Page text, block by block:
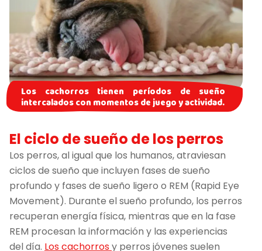
Los cachorros tienen períodos de sueño
intercalados con momentos de juego y actividad.
El ciclo de sueño de los perros
Los perros, al igual que los humanos, atraviesan
ciclos de sueño que incluyen fases de sueño
profundo y fases de sueño ligero o REM (Rapid Eye
Movement). Durante el sueño profundo, los perros
recuperan energía física, mientras que en la fase
REM procesan la información y las experiencias
del día. Los cachorrosy perros jóvenes suelen